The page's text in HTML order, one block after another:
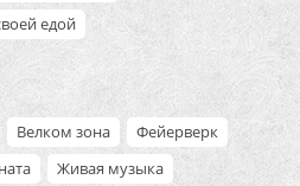
едой
Велком зона
Фейерверк
Живая музыка